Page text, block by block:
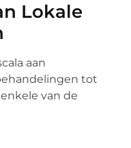
Lokale
aan
tot
van de